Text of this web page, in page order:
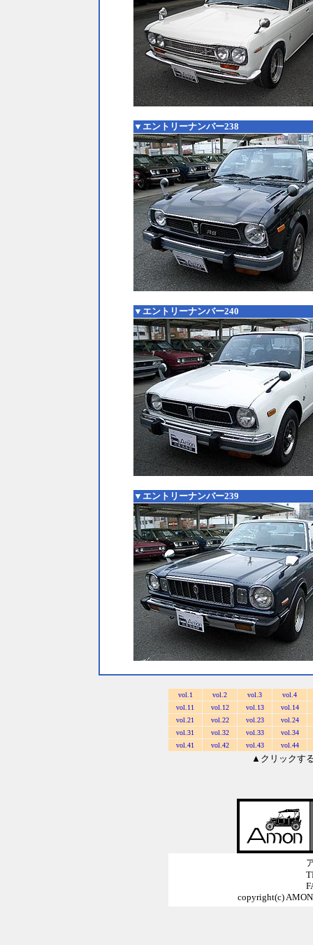
▼エントリーナンバー238
▼エントリーナンバー240
▼エントリーナンバー239
vol.1 vol.2 vol.3
vol.4
vol.11
vol.12 vol.13
vol.14
vol.21
vol.22 vol.23
vol.24
vol.31
vol.32 vol.33
vol.34
vol.41
vol.42 vol.43 vol.44
▲クリックす
copyright(c)